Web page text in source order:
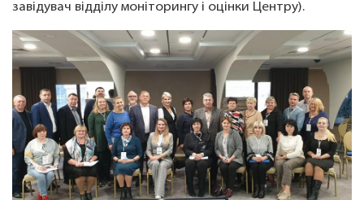
завідувач відділу моніторингу і оцінки Центру).